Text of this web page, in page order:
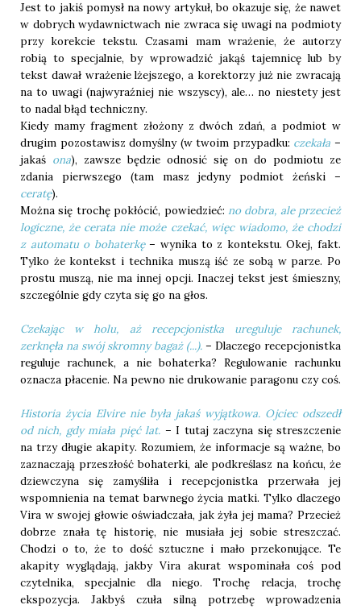
Jest to jakiś pomysł na nowy artykuł, bo okazuje się, że nawet
w dobrych wydawnictwach nie zwraca się uwagi na podmioty
przy korekcie tekstu. Czasami mam wrażenie, że autorzy
robią to specjalnie, by wprowadzić jakąś tajemnicę lub by
tekst dawał wrażenie lżejszego, a korektorzy już nie zwracają
na to uwagi (najwyraźniej nie wszyscy), ale… no niestety jest
to nadal błąd techniczny.
Kiedy mamy fragment złożony z dwóch zdań, a podmiot w
drugim pozostawisz domyślny (w twoim przypadku: czekała –
jakaś ona), zawsze będzie odnosić się on do podmiotu ze
zdania pierwszego (tam masz jedyny podmiot żeński –
ceratę).
Można się trochę pokłócić, powiedzieć: no dobra, ale przecież
logiczne, że cerata nie może czekać, więc wiadomo, że chodzi
z automatu o bohaterkę– wynika to z kontekstu. Okej, fakt.
Tylko że kontekst i technika muszą iść ze sobą w parze. Po
prostu muszą, nie ma innej opcji. Inaczej tekst jest śmieszny,
szczególnie gdy czyta się go na głos.
Czekając w holu, aż recepcjonistka ureguluje rachunek,
zerknęła na swój skromny bagaż (...). – Dlaczego recepcjonistka
reguluje rachunek, a nie bohaterka? Regulowanie rachunku
oznacza płacenie. Na pewno nie drukowanie paragonu czy coś.
Historia życia Elvire nie była jakaś wyjątkowa. Ojciec odszedł
od nich, gdy miała pięć lat. – I tutaj zaczyna się streszczenie
na trzy długie akapity. Rozumiem, że informacje są ważne, bo
zaznaczają przeszłość bohaterki, ale podkreślasz na końcu, że
dziewczyna się zamyśliła i recepcjonistka przerwała jej
wspomnienia na temat barwnego życia matki. Tylko dlaczego
Vira w swojej głowie oświadczała, jak żyła jej mama? Przecież
dobrze znała tę historię, nie musiała jej sobie streszczać.
Chodzi o to, że to dość sztuczne i mało przekonujące. Te
akapity wyglądają, jakby Vira akurat wspominała coś pod
czytelnika, specjalnie dla niego. Trochę relacja, trochę
ekspozycja. Jakbyś czuła silną potrzebę wprowadzenia